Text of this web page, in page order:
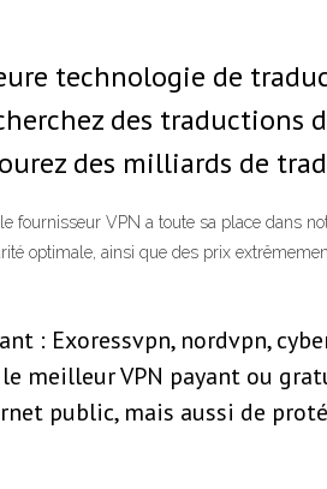
technologie de
des traductions
des milliards de
fournisseur VPN a toute sa place dans
optimale, ainsi que des prix
: Exoressvpn, nordvpn,
meilleur VPN payant ou
public, mais aussi de